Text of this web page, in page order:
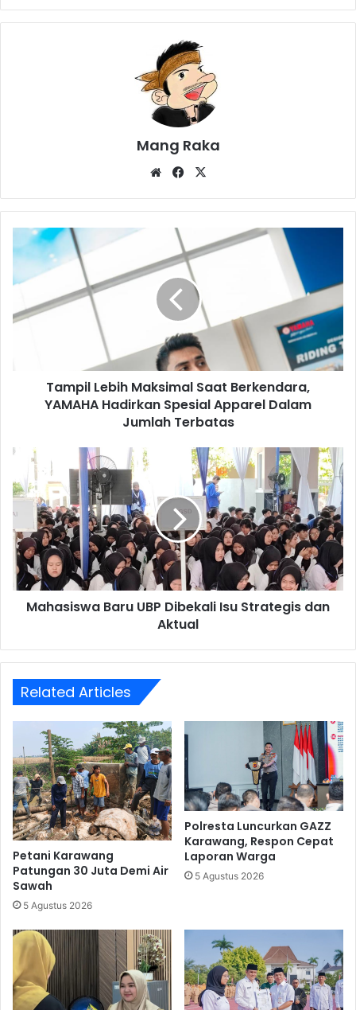
Mang Raka
WebsiteFacebook
Tampil
Lebih
Maksimal
Saat
Berkendara,
YAMAHA
Jumlah
Tampil Lebih Maksimal Saat Berkendara,
YAMAHA Hadirkan Spesial Apparel Dalam
Jumlah Terbatas
Mahasiswa
UBP
Dibekali
Strategis
dan
Aktual
Mahasiswa Baru UBP Dibekali Isu Strategis dan
Aktual
Related Articles
Petani Karawang
Patungan 30 Juta Demi Air
Sawah
5 Agustus 2026
Polresta Luncurkan GAZZ
Karawang, Respon Cepat
Laporan Warga
5 Agustus 2026